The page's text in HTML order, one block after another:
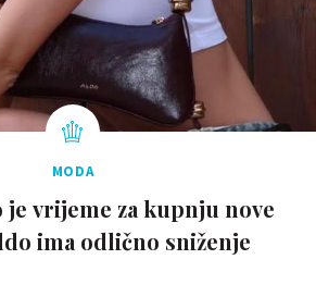
MODA
je vrijeme za kupnju nove
ima odlično sniženje